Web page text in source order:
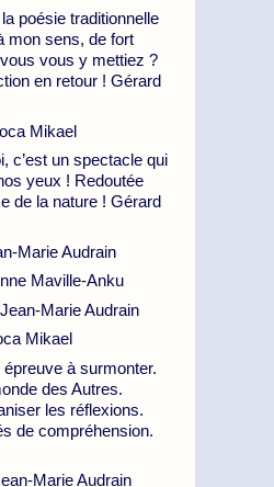
poésie traditionnelle
mon sens, de fort
vous y mettiez ?
en retour ! Gérard
Mikael
c’est un spectacle qui
yeux ! Redoutée
de la nature ! Gérard
Marie Audrain
Maville-Anku
Marie Audrain
Mikael
à surmonter.
des Autres.
les réflexions.
de compréhension.
Marie Audrain